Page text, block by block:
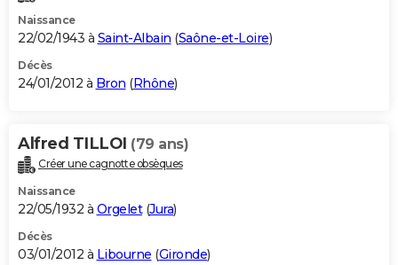
Naissance
22/02/1943 à Saint-Albain (Saône-et-Loire)
Décès
24/01/2012 à Bron (Rhône)
Alfred TILLOI (79 ans)
Créer une cagnotte obsèques
Naissance
22/05/1932 à Orgelet(Jura)
Décès
03/01/2012 à Libourne (Gironde)